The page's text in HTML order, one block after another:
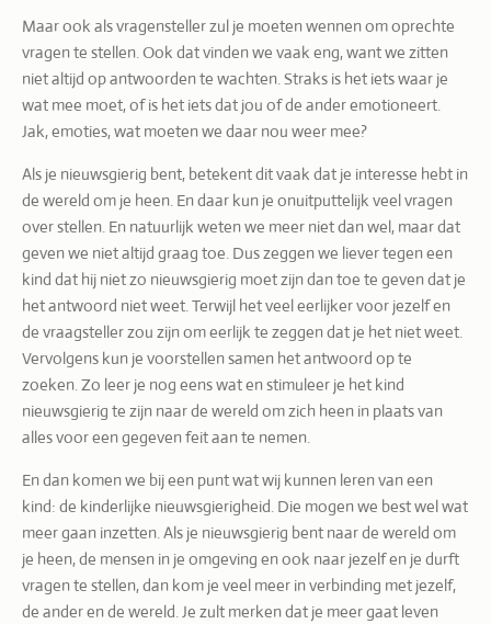
Maar ook als vragensteller zul je moeten wennen om oprechte
vragen te stellen. Ook dat vinden we vaak eng, want we zitten
niet altijd op antwoorden te wachten. Straks is het iets waar je
wat mee moet, of is het iets dat jou of de ander emotioneert.
Jak, emoties, wat moeten we daar nou weer mee?
Als je nieuwsgierig bent, betekent dit vaak dat je interesse hebt in
de wereld om je heen. En daar kun je onuitputtelijk veel vragen
over stellen. En natuurlijk weten we meer niet dan wel, maar dat
geven we niet altijd graag toe. Dus zeggen we liever tegen een
kind dat hij niet zo nieuwsgierig moet zijn dan toe te geven dat je
het antwoord niet weet. Terwijl het veel eerlijker voor jezelf en
de vraagsteller zou zijn om eerlijk te zeggen dat je het niet weet.
Vervolgens kun je voorstellen samen het antwoord op te
zoeken. Zo leer je nog eens wat en stimuleer je het kind
nieuwsgierig te zijn naar de wereld om zich heen in plaats van
alles voor een gegeven feit aan te nemen.
En dan komen we bij een punt wat wij kunnen leren van een
kind: de kinderlijke nieuwsgierigheid. Die mogen we best wel wat
meer gaan inzetten. Als je nieuwsgierig bent naar de wereld om
je heen, de mensen in je omgeving en ook naar jezelf en je durft
vragen te stellen, dan kom je veel meer in verbinding met jezelf,
de ander en de wereld. Je zult merken dat je meer gaat leven